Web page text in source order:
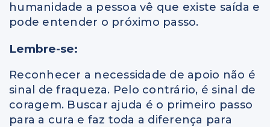
humanidade a pessoa vê que existe saída e
pode entender o próximo passo.
Lembre-se:
Reconhecer a necessidade de apoio não é
sinal de fraqueza. Pelo contrário, é sinal de
coragem. Buscar ajuda é o primeiro passo
para a cura e faz toda a diferença para